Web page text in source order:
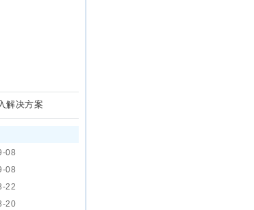
解决方案
08
08
22
20